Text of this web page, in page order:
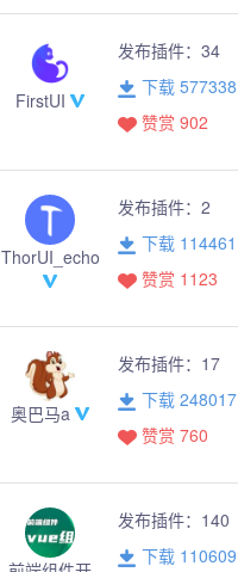
FirstUI
发布插件： 34
下载 577338
赞赏 902
ThorUI_echo
发布插件： 2
下载 114461
赞赏 1123
奥巴马a
发布插件： 17
下载 248017
赞赏 760
发布插件： 140
下载 110609